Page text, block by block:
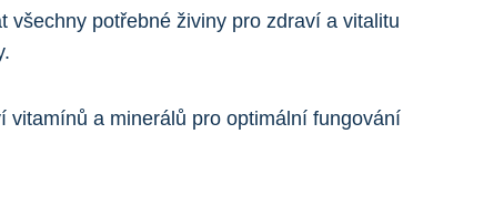
všechny ⁢potřebné živiny pro zdraví a vitalitu
vitamínů⁣ a minerálů pro optimální fungování